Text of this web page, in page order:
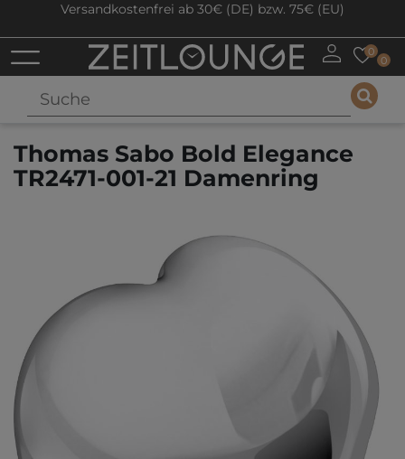
Versandkostenfrei ab 30€ (DE) bzw. 75€ (EU)
0
0
Thomas Sabo Bold Elegance
TR2471-001-21 Damenring